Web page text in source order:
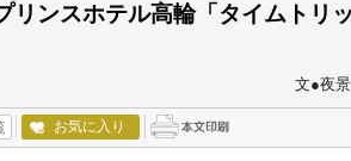
リンスホテル高輪「タイムトリ
文●夜
お気に入り